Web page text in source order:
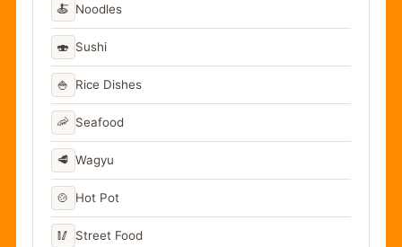
🍝 Noodles
🍣 Sushi
🍚 Rice Dishes
🦐 Seafood
🥩 Wagyu
🍲 Hot Pot
🥢 Street Food